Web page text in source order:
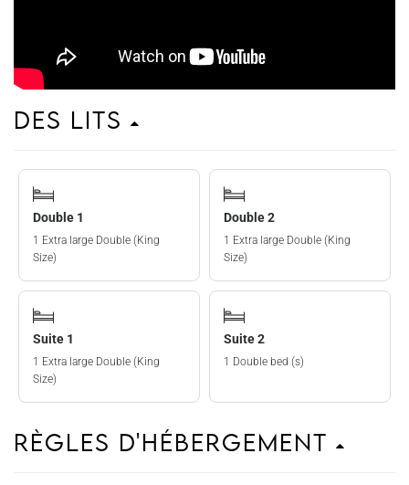
Des lits
Double 1
1 Extra large Double (King
Size)
Double 2
1 Extra large Double (King
Size)
Suite 1
1 Extra large Double (King
Size)
Suite 2
1 Double bed (s)
Règles d'hébergement